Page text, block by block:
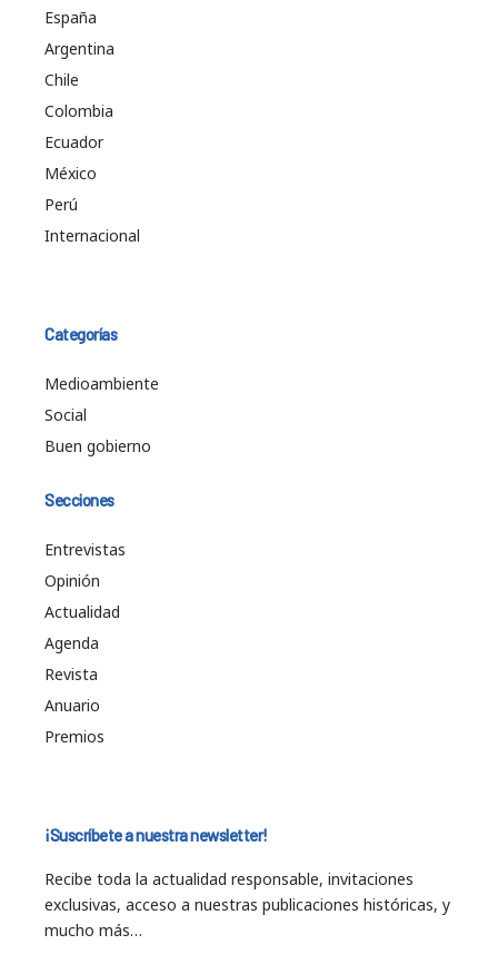
España
Argentina
Chile
Colombia
Ecuador
México
Perú
Internacional
Categorías
Medioambiente
Social
Buen gobierno
Secciones
Entrevistas
Opinión
Actualidad
Agenda
Revista
Anuario
Premios
¡Suscríbete a nuestra newsletter!
Recibe toda la actualidad responsable, invitaciones
exclusivas, acceso a nuestras publicaciones históricas, y
mucho más…